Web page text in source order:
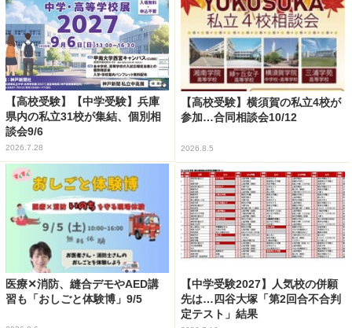
【高校受験】【中学受験】兵庫
県内の私立31校が集結、個別相
談会9/6
2026.7.28
【高校受験】横須賀の私立4校が
参加…合同相談会10/12
2026.8.5
医療✕消防、縫合デモやAED講
習も「おしごと体験博」9/5
【中学受験2027】人気校の併願
先は…四谷大塚「第2回合不合判
定テスト」結果